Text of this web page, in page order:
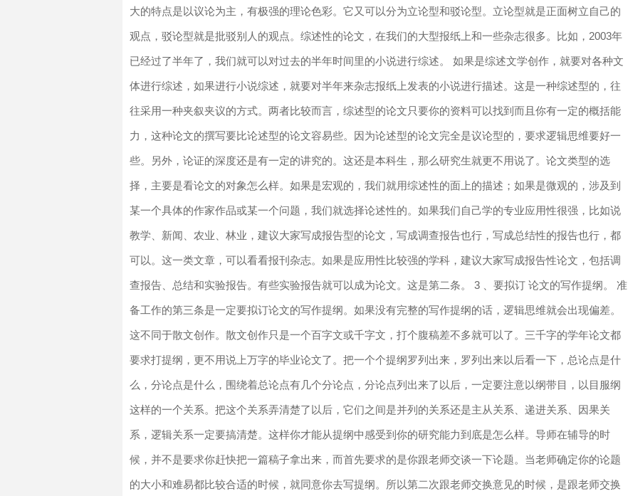
大的特点是以议论为主，有极强的理论色彩。它又可以分为立论型和驳论型。立论型就是正面树立自己的
观点，驳论型就是批驳别人的观点。综述性的论文，在我们的大型报纸上和一些杂志很多。比如，2003年
已经过了半年了，我们就可以对过去的半年时间里的小说进行综述。 如果是综述文学创作，就要对各种文
体进行综述，如果进行小说综述，就要对半年来杂志报纸上发表的小说进行描述。这是一种综述型的，往
往采用一种夹叙夹议的方式。两者比较而言，综述型的论文只要你的资料可以找到而且你有一定的概括能
力，这种论文的撰写要比论述型的论文容易些。因为论述型的论文完全是议论型的，要求逻辑思维要好一
些。另外，论证的深度还是有一定的讲究的。这还是本科生，那么研究生就更不用说了。论文类型的选
择，主要是看论文的对象怎么样。如果是宏观的，我们就用综述性的面上的描述；如果是微观的，涉及到
某一个具体的作家作品或某一个问题，我们就选择论述性的。如果我们自己学的专业应用性很强，比如说
教学、新闻、农业、林业，建议大家写成报告型的论文，写成调查报告也行，写成总结性的报告也行，都
可以。这一类文章，可以看看报刊杂志。如果是应用性比较强的学科，建议大家写成报告性论文，包括调
查报告、总结和实验报告。有些实验报告就可以成为论文。这是第二条。 3 、要拟订 论文的写作提纲。 准
备工作的第三条是一定要拟订论文的写作提纲。如果没有完整的写作提纲的话，逻辑思维就会出现偏差。
这不同于散文创作。散文创作只是一个百字文或千字文，打个腹稿差不多就可以了。三千字的学年论文都
要求打提纲，更不用说上万字的毕业论文了。把一个个提纲罗列出来，罗列出来以后看一下，总论点是什
么，分论点是什么，围绕着总论点有几个分论点，分论点列出来了以后，一定要注意以纲带目，以目服纲
这样的一个关系。把这个关系弄清楚了以后，它们之间是并列的关系还是主从关系、递进关系、因果关
系，逻辑关系一定要搞清楚。这样你才能从提纲中感受到你的研究能力到底是怎么样。导师在辅导的时
候，并不是要求你赶快把一篇稿子拿出来，而首先要求的是你跟老师交谈一下论题。当老师确定你的论题
的大小和难易都比较合适的时候，就同意你去写提纲。所以第二次跟老师交换意见的时候，是跟老师交换